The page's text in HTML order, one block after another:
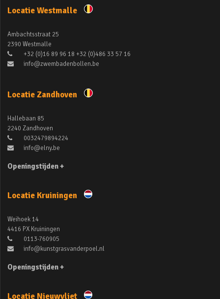
Locatie Westmalle
Ambachtsstraat 25
2390 Westmalle
+32 (0)16 89 96 18 +32 (0)486 33 57 16
info@zwembadenbollen.be
Locatie Zandhoven
Hallebaan 85
2240 Zandhoven
0032479894224
info@elny.be
Openingstijden +
Locatie Kruiningen
Weihoek 14
4416 PX Kruiningen
0113-760905
info@kunstgrasvanderpoel.nl
Openingstijden +
Locatie Nieuwvliet